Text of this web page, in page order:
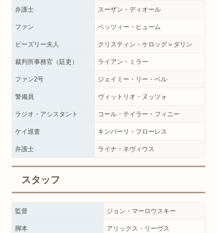
弁護士 スーザン・ディオール
ファン ベッツィー・ヒューム
ビーズリー夫人 クリスティン・ケロッグ＝ダリン
裁判所事務官（廷吏） ライアン・ミラー
ファン2号 ジェイミー・リー・ベル
警備員 ヴィットリオ・ヌッツォ
ラジオ・アシスタント コール・テイラー・フィニー
ケイ巡査 キンバーリ・フローレス
弁護士 ライナ・ネヴィウス
スタッフ
監督 ジョン・マーロウスキー
脚本 アリックス・リーヴス